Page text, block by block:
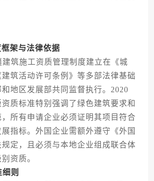
架与法律依据
施工资质管理制度建立在《城
筑活动许可条例》等多部法律基础
和地区发展部共同监督执行。2020
质标准特别强调了绿色建筑要求和
所有申请企业必须证明其项目符合
展指标。外国企业需额外遵守《外国
定，且必须与本地企业组成联合体
资质。
则